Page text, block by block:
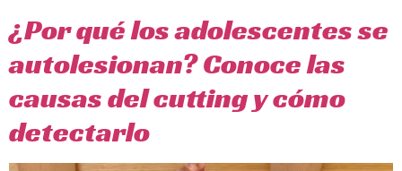
¿Por qué los adolescentes se
autolesionan? Conoce las
causas del cutting y cómo
detectarlo